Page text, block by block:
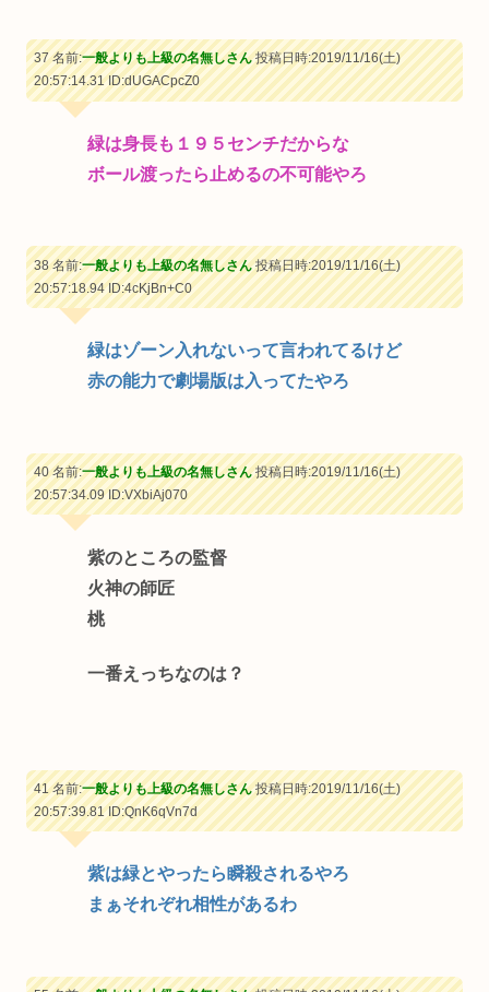
37 名前:一般よりも上級の名無しさん投稿日時:2019/11/16(土)
20:57:14.31ID:dUGACpcZ0
緑は身長も１９５センチだからな
ボール渡ったら止めるの不可能やろ
38 名前:一般よりも上級の名無しさん投稿日時:2019/11/16(土)
20:57:18.94ID:4cKjBn+C0
緑はゾーン入れないって言われてるけど
赤の能力で劇場版は入ってたやろ
40 名前:一般よりも上級の名無しさん投稿日時:2019/11/16(土)
20:57:34.09ID:VXbiAj070
紫のところの監督
火神の師匠
桃
一番えっちなのは？
41 名前:一般よりも上級の名無しさん投稿日時:2019/11/16(土)
20:57:39.81ID:QnK6qVn7d
紫は緑とやったら瞬殺されるやろ
まぁそれぞれ相性があるわ